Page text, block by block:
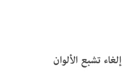
إلغاء تشبع الألوان